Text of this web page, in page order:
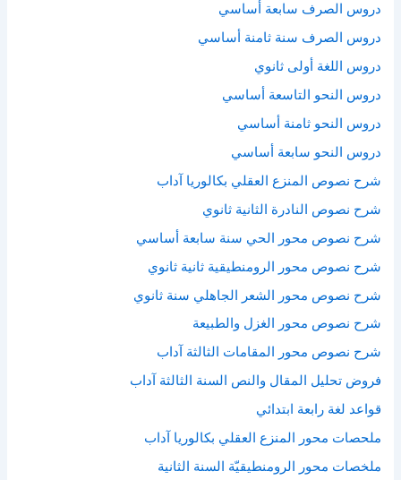
دروس الصرف سابعة أساسي
دروس الصرف سنة ثامنة أساسي
دروس اللغة أولى ثانوي
دروس النحو التاسعة أساسي
دروس النحو ثامنة أساسي
دروس النحو سابعة أساسي
شرح نصوص المنزع العقلي بكالوريا آداب
شرح نصوص النادرة الثانية ثانوي
شرح نصوص محور الحي سنة سابعة أساسي
شرح نصوص محور الرومنطيقية ثانية ثانوي
شرح نصوص محور الشعر الجاهلي سنة ثانوي
شرح نصوص محور الغزل والطبيعة
شرح نصوص محور المقامات الثالثة آداب
فروض تحليل المقال والنص السنة الثالثة آداب
قواعد لغة رابعة ابتدائي
ملحصات محور المنزع العقلي بكالوريا آداب
ملخصات محور الرومنطيقيّة السنة الثانية